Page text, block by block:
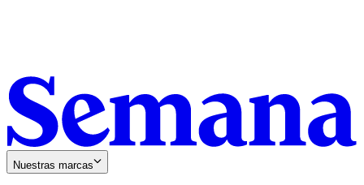
Nuestras marcas